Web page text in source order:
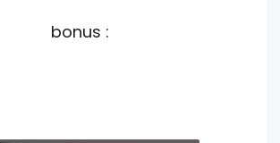
bonus :